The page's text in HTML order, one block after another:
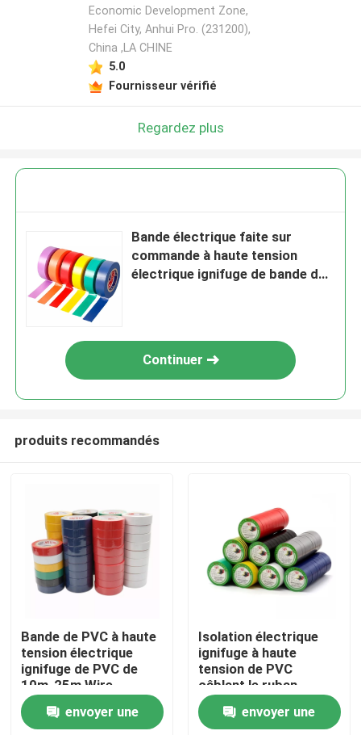
Maison
Produits
Au sujet de nous
Economic Development Zone,
Hefei City, Anhui Pro. (231200),
China ,LA CHINE
5.0
Fournisseur vérifié
Regardez plus
Bande électrique faite sur
commande à haute tension
électrique ignifuge de bande de
Continuer
produits recommandés
Bande de PVC à haute
tension électrique
ignifuge de PVC de
10m-25m Wire
Waterproof Flame
envoyer une
Isolation électrique
ignifuge à haute
tension de PVC
câblant le ruban
adhésif
envoyer une